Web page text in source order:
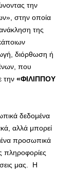
την
στην οποία
της
διόρθωση ή
που
την «ΦΙΛΙΠΠΟΥ
δεδομένα
αλλά μπορεί
προσωπικά
πληροφορίες
μας. Η